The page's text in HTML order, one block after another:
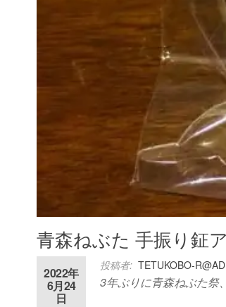
青森ねぶた 手振り鉦
投稿者: TETUKOBO-
2022年
6月24
日
3年ぶりに青森ねぶた祭